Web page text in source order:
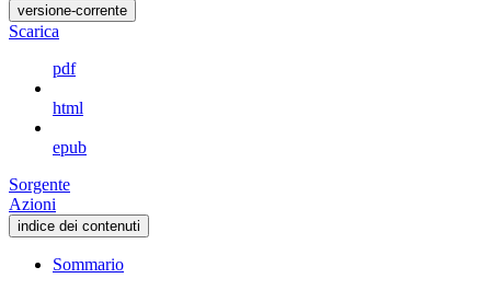
versione-corrente
Scarica
pdf
html
epub
Sorgente
Azioni
indice dei contenuti
Sommario